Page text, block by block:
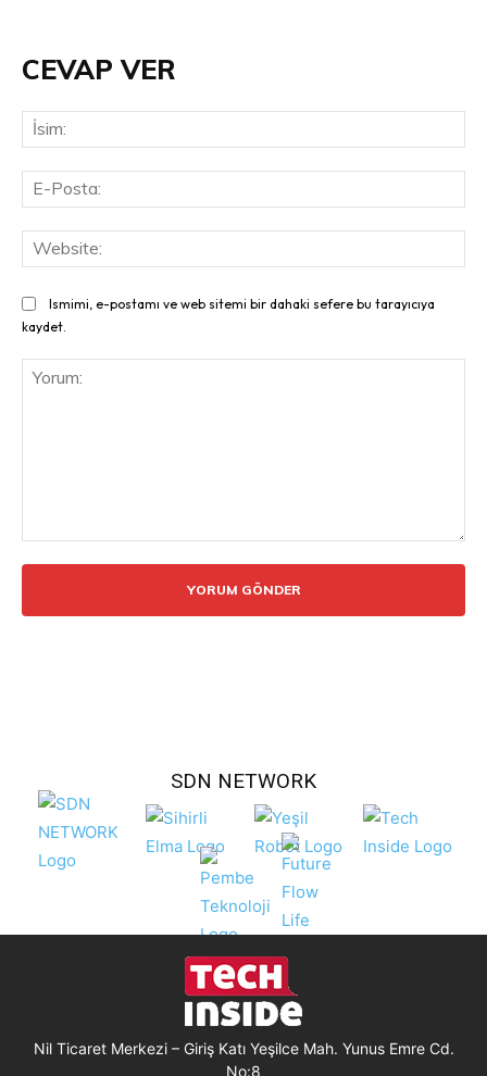
CEVAP VER
Ismimi, e-postamı ve web sitemi bir dahaki sefere bu tarayıcıya
kaydet.
SDN NETWORK
Nil Ticaret Merkezi – Giriş Katı Yeşilce Mah. Yunus Emre Cd.
No:8